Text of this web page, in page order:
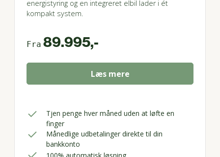
energistyring og en integreret elbil lader i ét
kompakt system.
Fra 89.995,-
Læs mere
Tjen penge hver måned uden at løfte en
finger
Månedlige udbetalinger direkte til din
bankkonto
100% automatisk løsning